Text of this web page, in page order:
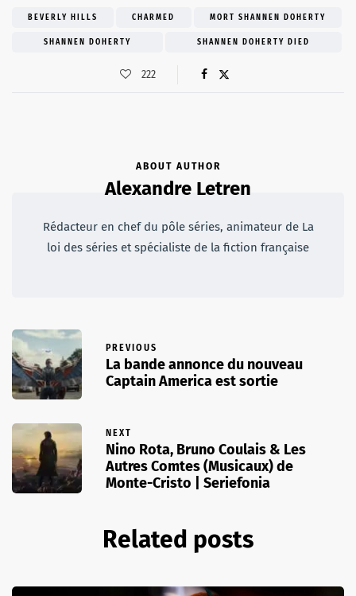
BEVERLY HILLS CHARMED MORT SHANNEN DOHERTY
SHANNEN DOHERTY SHANNEN DOHERTY DIED
222
ABOUT AUTHOR
Alexandre Letren
Rédacteur en chef du pôle séries, animateur de La
loi des séries et spécialiste de la fiction française
PREVIOUS
La bande annonce du nouveau
Captain America est sortie
NEXT
Nino Rota, Bruno Coulais & Les
Autres Comtes (Musicaux) de
Monte-Cristo | Seriefonia
Related posts